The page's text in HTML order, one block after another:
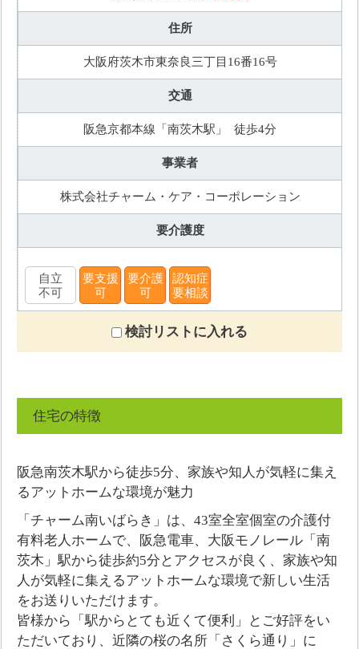
住所
大阪府茨木市東奈良三丁目16番16号
交通
阪急京都本線「南茨木駅」 徒歩4分
事業者
株式会社チャーム・ケア・コーポレーション
要介護度
自立
不可
要支援
可
要介護
可
認知症
要相談
検討リストに入れる
住宅の特徴
阪急南茨木駅から徒歩5分、家族や知人が気軽に集え
るアットホームな環境が魅力
「チャーム南いばらき」は、43室全室個室の介護付
有料老人ホームで、阪急電車、大阪モノレール「南
茨木」駅から徒歩約5分とアクセスが良く、家族や知
人が気軽に集えるアットホームな環境で新しい生活
をお送りいただけます。
皆様から「駅からとても近くて便利」とご好評をい
ただいており、近隣の桜の名所「さくら通り」に